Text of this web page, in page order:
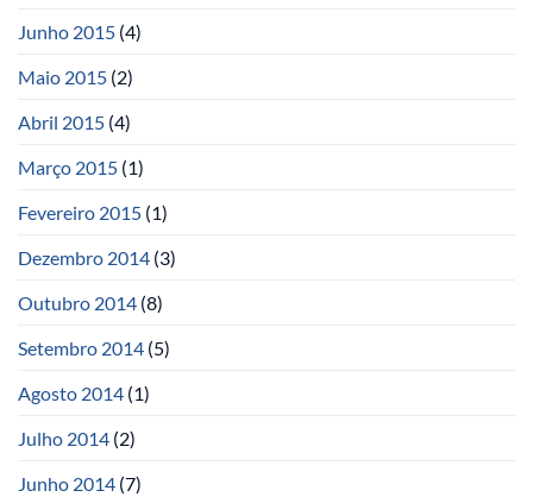
Junho 2015 (4)
Maio 2015 (2)
Abril 2015 (4)
Março 2015 (1)
Fevereiro 2015 (1)
Dezembro 2014 (3)
Outubro 2014 (8)
Setembro 2014 (5)
Agosto 2014 (1)
Julho 2014 (2)
Junho 2014 (7)